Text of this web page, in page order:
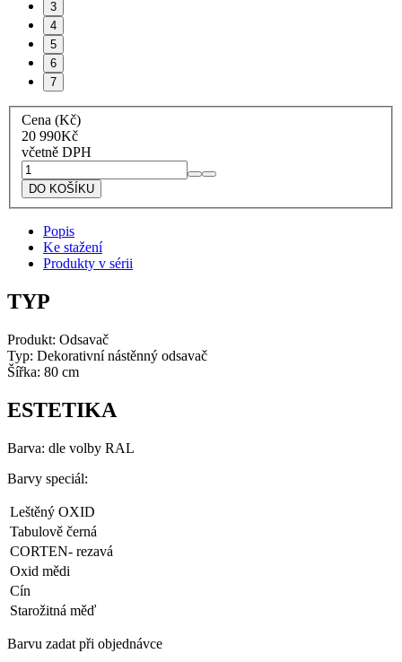
3
4
5
6
7
Cena (Kč)
20 990Kč
včetně DPH
Artel
Komínový
odsavač
Brio
Metal
80
DO KOŠÍKU
Popis
Ke stažení
Produkty v sérii
TYP
Produkt: Odsavač
Typ: Dekorativní nástěnný odsavač
Šířka: 80 cm
ESTETIKA
Barva: dle volby RAL
Barvy speciál:
Leštěný OXID
Tabulově černá
CORTEN- rezavá
Oxid mědi
Cín
Starožitná měď
Barvu zadat při objednávce